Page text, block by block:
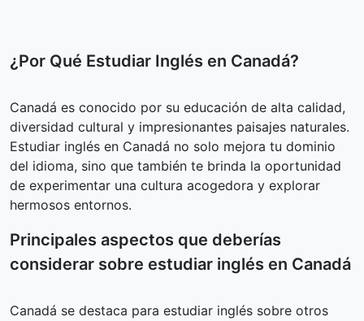
¿Por Qué Estudiar Inglés en Canadá?
Canadá es conocido por su educación de alta calidad,
diversidad cultural y impresionantes paisajes naturales.
Estudiar inglés en Canadá no solo mejora tu dominio
del idioma, sino que también te brinda la oportunidad
de experimentar una cultura acogedora y explorar
hermosos entornos.
Principales aspectos que deberías
considerar sobre estudiar inglés en Canadá
Canadá se destaca para estudiar inglés sobre otros